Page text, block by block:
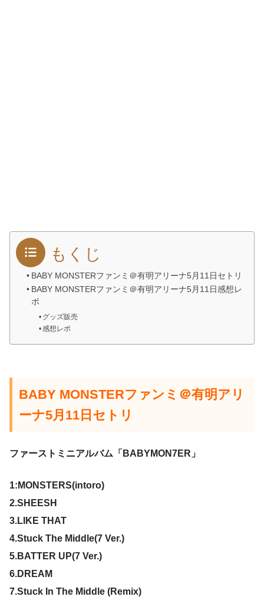
もくじ
BABY MONSTERファンミ＠有明アリーナ5月11日セトリ
BABY MONSTERファンミ＠有明アリーナ5月11日感想レ
ポ
グッズ販売
感想レポ
BABY MONSTERファンミ＠有明アリ
ーナ5月11日セトリ
ファーストミニアルバム「BABYMON7ER」
1:MONSTERS(intoro)
2.SHEESH
3.LIKE THAT
4.Stuck The Middle(7 Ver.)
5.BATTER UP(7 Ver.)
6.DREAM
7.Stuck In The Middle (Remix)